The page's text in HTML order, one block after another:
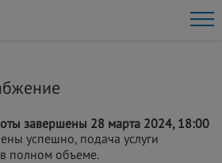
завершены 28 марта 2024, 18:00
успешно, подача услуги
полном объеме.